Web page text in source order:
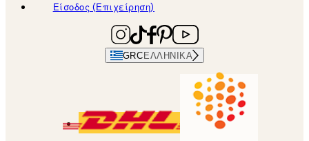
Είσοδος (Επιχείρηση)
GRC ΕΛΛΗΝΙΚΆ